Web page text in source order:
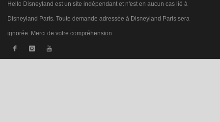
Hello Disneyland est un site indépendant et n'est en aucun cas lié à
Disneyland Paris. Toute demande adressée à Disneyland Paris sera
ignorée. Merci de votre compréhension.